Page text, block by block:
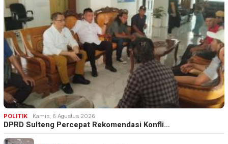
POLITIK Kamis, 6 Agustus 2026
DPRD Sulteng Percepat Rekomendasi Konfli…